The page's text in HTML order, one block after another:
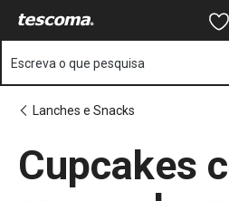
Está na página Cupcakes com creme
Saltar para o
Saltar para a
Saltar para a
Escreva o que pesquisa
Lanches e Snacks
Cupcakes